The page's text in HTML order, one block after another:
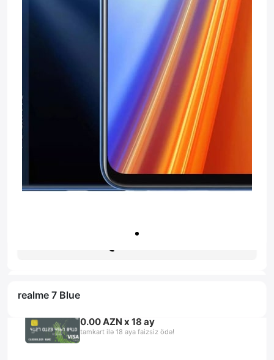
realme 7 Blue
Stokda Yoxdur
0.00 AZN x 18 ay
tamkart ilə 18 aya faizsiz ödə!